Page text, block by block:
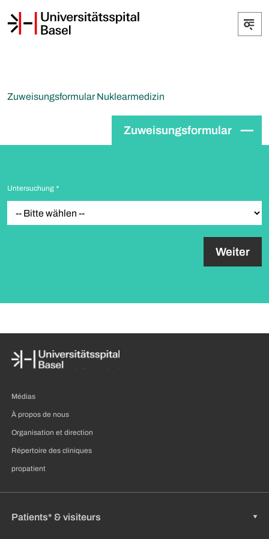
Zuweisungsformular Nuklearmedizin
Zuweisungsformular
Untersuchung *
Médias
À propos de nous
Organisation et direction
Répertoire des cliniques
propatient
Patients* & visiteurs